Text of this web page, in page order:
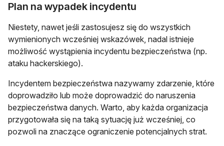
Plan na wypadek incydentu
Niestety, nawet jeśli zastosujesz się do wszystkich
wymienionych wcześniej wskazówek, nadal istnieje
możliwość wystąpienia incydentu bezpieczeństwa (np.
ataku hackerskiego).
Incydentem bezpieczeństwa nazywamy zdarzenie, które
doprowadziło lub może doprowadzić do naruszenia
bezpieczeństwa danych. Warto, aby każda organizacja
przygotowała się na taką sytuację już wcześniej, co
pozwoli na znaczące ograniczenie potencjalnych strat.